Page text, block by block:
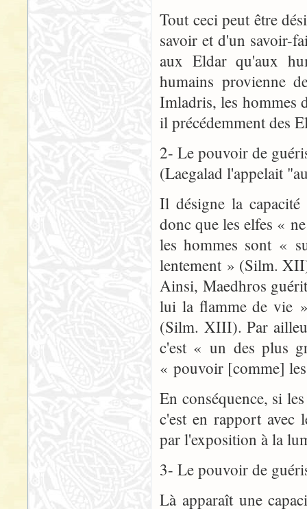
Tout ceci peut être
savoir et d'un savoir-
aux Eldar qu'aux
humains provienne
Imladris, les hommes
il précédemment des
2- Le pouvoir de
(Laegalad l'appelait
Il désigne la
donc que les elfes «
les hommes sont «
lentement » (Silm.
Ainsi, Maedhros
lui la flamme de vie
(Silm. XIII). Par
c'est « un des plus
« pouvoir [comme]
En conséquence, si
c'est en rapport avec
par l'exposition à la
3- Le pouvoir de
Là apparaît une